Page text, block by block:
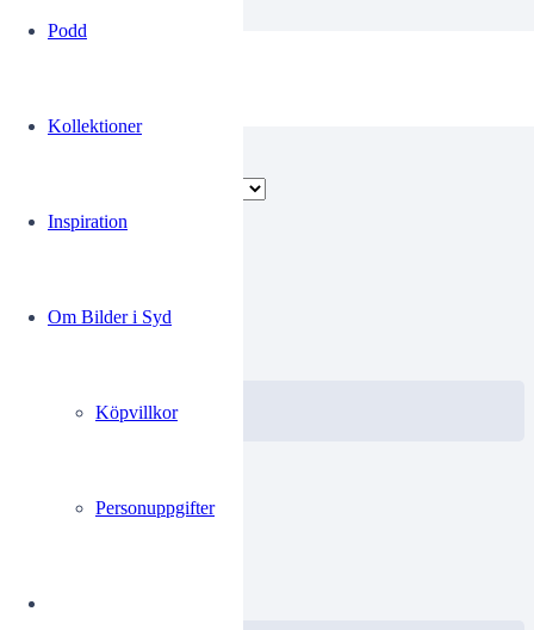
Podd
Kollektioner
Inspiration
Om Bilder i Syd
Köpvillkor
Personuppgifter
0.00kr
Välj alternativ
01784586